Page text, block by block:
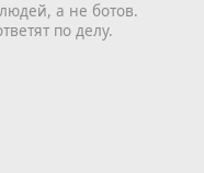
а не ботов.
по делу.